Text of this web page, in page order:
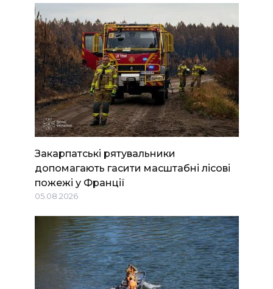
Закарпатські рятувальники
допомагають гасити масштабні лісові
пожежі у Франції
05.08.2026